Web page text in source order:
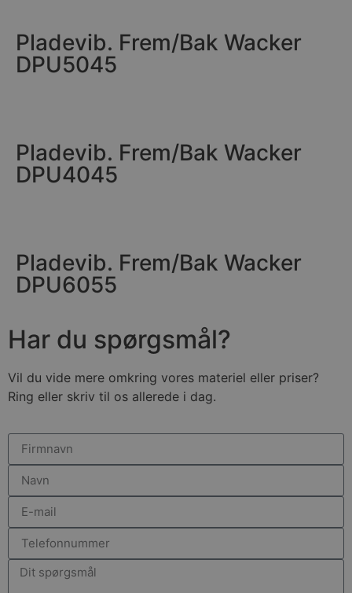
Pladevib. Frem/Bak Wacker
DPU5045
Pladevib. Frem/Bak Wacker
DPU4045
Pladevib. Frem/Bak Wacker
DPU6055
Har du spørgsmål?
Vil du vide mere omkring vores materiel eller priser?
Ring eller skriv til os allerede i dag.